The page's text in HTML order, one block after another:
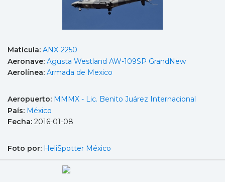
Matícula: ANX-2250
Aeronave: Agusta Westland AW-109SP GrandNew
Aerolínea: Armada de Mexico
Aeropuerto: MMMX - Lic. Benito Juárez Internacional
País: México
Fecha: 2016-01-08
Foto por: HeliSpotter México